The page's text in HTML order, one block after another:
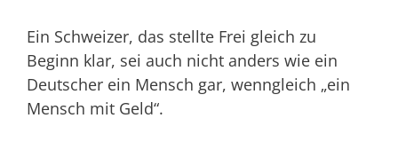
Ein Schweizer, das stellte Frei gleich zu
Beginn klar, sei auch nicht anders wie ein
Deutscher ein Mensch gar, wenngleich „ein
Mensch mit Geld“.